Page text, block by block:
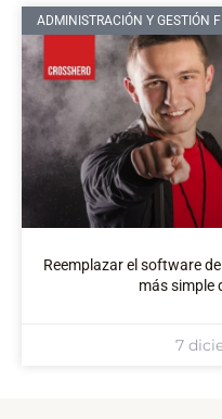
ADMINISTRACIÓN Y GESTIÓN
Reemplazar el software
más simple
7